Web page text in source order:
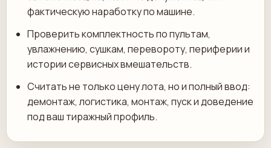
фактическую наработку по машине.
Проверить комплектность по пультам,
увлажнению, сушкам, перевороту, периферии и
истории сервисных вмешательств.
Считать не только цену лота, но и полный ввод:
демонтаж, логистика, монтаж, пуск и доведение
под ваш тиражный профиль.